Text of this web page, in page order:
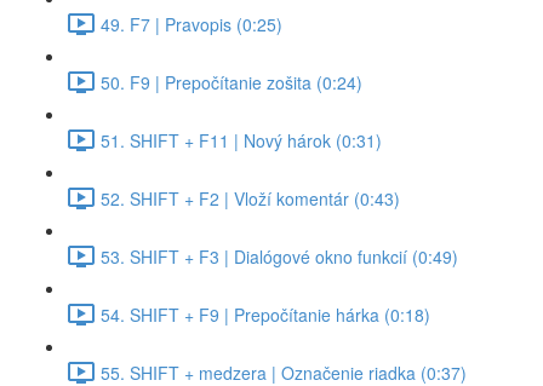
49. F7 | Pravopis (0:25)
50. F9 | Prepočítanie zošita (0:24)
51. SHIFT + F11 | Nový hárok (0:31)
52. SHIFT + F2 | Vloží komentár (0:43)
53. SHIFT + F3 | Dialógové okno funkcií (0:49)
54. SHIFT + F9 | Prepočítanie hárka (0:18)
55. SHIFT + medzera | Označenie riadka (0:37)